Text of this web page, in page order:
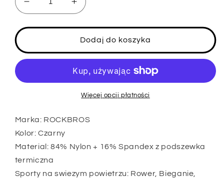
Zmniejsz
ilość
dla
ROCKBROS
XT019BK
Rekawy
na
S-
Zwiększ
ilość
dla
ROCKBROS
XT019BK
Rekawy
zimowe
na
rower
S-
Dodaj do koszyka
Więcej opcji płatności
Marka: ROCKBROS
Kolor: Czarny
Material: 84% Nylon + 16% Spandex z podszewka
termiczna
Sporty na swiezym powietrzu: Rower, Bieganie,